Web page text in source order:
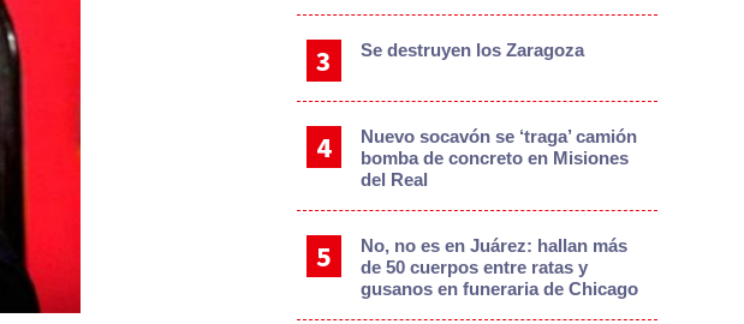
Se destruyen los Zaragoza
Nuevo socavón se ‘traga’ camión
bomba de concreto en Misiones
del Real
No, no es en Juárez: hallan más
de 50 cuerpos entre ratas y
gusanos en funeraria de Chicago